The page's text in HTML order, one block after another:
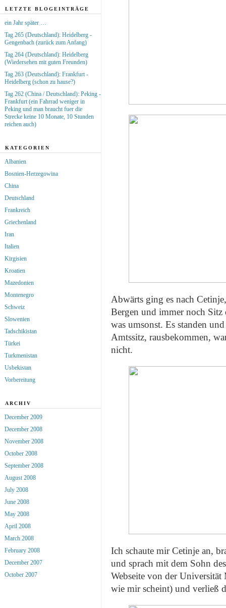
Abwärts ging es nach
Bergen und immer noch Sitz
was umsonst. Es standen
Amtssitz, rausbekommen,
nicht.
Ich schaute mir Cetinje an,
und sprach mit dem Sohn
Webseite von der
wie mir scheint) und verließ
LETZTE BLOGEINTRÄGE
ein Jahr später …
Tag 265 (Deutschland): Heidelberg -
Gengenbach (zurück zum Anfang)
Tag 264 (Deutschland): Heidelberg
(Wiedersehen mit guten Freunden)
Tag 263 (Deutschland): Frankfurt -
Heidelberg (schon zu hause?)
Tag 262 (China / Deutschland): Peking -
Frankfurt (ein Fahrrad weniger in
Peking und man braucht fuer die
Strecke keine 10 Monate, 10 Stunden
reichen auch)
KATEGORIEN
Albanien
Bosnien-Herzegowina
China
Deutschland
Frankreich
Griechenland
Iran
Italien
Kirgisien
Kroatien
Mazedonien
Montenegro
Schweiz
Slowenien
Tadschikistan
Türkei
Turkmenistan
Usbekistan
Vorbereitung
ARCHIV
December 2009
December 2008
November 2008
October 2008
September 2008
August 2008
July 2008
June 2008
May 2008
April 2008
March 2008
February 2008
December 2007
October 2007